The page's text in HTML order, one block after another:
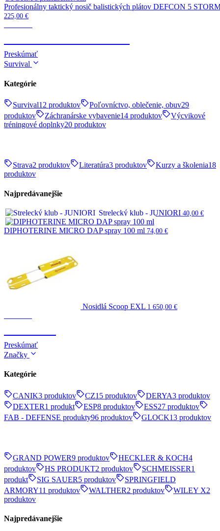
Profesionálny taktický nosič balistických plátov DEFCON 5
225,00 €
Preskúmať
Survival
Kategórie
Survival12 produktov Poľovníctvo, oblečenie, obuv29
produktov
Záchranárske vybavenie14 produktov
Výcvikové
tréningové doplnky20 produktov
Strava2 produktov Literatúra3 produktov Kurzy a školenia18
produktov
Najpredávanejšie
Strelecký klub - JUNIORI 40,00 €
DIPHOTERINE MICRO DAP spray 100 ml 74,00 €
Nosidlá Scoop EXL 1 650,00 €
Preskúmať
Značky
Kategórie
CANIK3 produktov CZ15 produktov DERYA3 produktov
DEXTER1 produkt ESP8 produktov ESS27 produktov
FAB - DEFENSE produkty96 produktov GLOCK13 produktov
GRAND POWER9 produktov HECKLER & KOCH4
produktov
HS PRODUKT2 produktov SCHMEISSER1
produkt
SIG SAUER5 produktov
SPRINGFIELD
ARMORY11 produktov WALTHER2 produktov WILEY X2
produktov
Najpredávanejšie